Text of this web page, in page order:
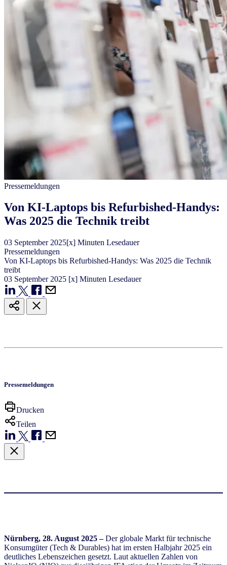
Pressemeldungen
Von KI-Laptops bis Refurbished-Handys:
Was 2025 die Technik treibt
03 September 2025[x] Minuten Lesedauer
Pressemeldungen
Von KI-Laptops bis Refurbished-Handys: Was 2025 die Technik
treibt
03 September 2025 [x] Minuten Lesedauer
Pressemeldungen
Drucken
Teilen
Nürnberg, 28. August 2025 –Der globale Markt für technische
Konsumgüter (Tech & Durables) hat im ersten Halbjahr 2025 ein
deutliches Lebenszeichen gesetzt. Laut aktuellen Zahlen von